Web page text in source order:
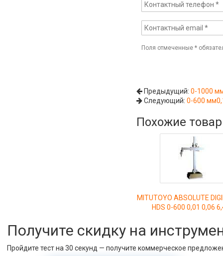
Поля отмеченные*
Предыдущий:0-1000
Следующий:0-600
Похожие
MITUTOYO ABSOLUTE
HDS 0-600 0,01 0,06
Получите скидку на
Пройдите тест на 30 секунд — получите коммерческое